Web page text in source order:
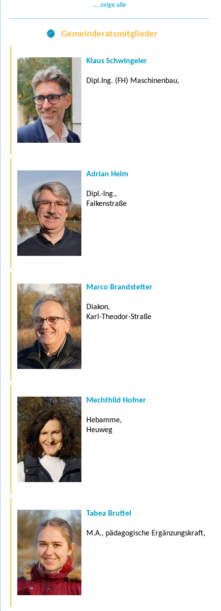
... zeige alle
Gemeinderatsmitglieder
Klaus Schwingeler
Dipl.Ing. (FH) Maschinenbau,
Adrian Heim
Dipl.-Ing.,
Falkenstraße
Marco Brandstetter
Diakon,
Karl-Theodor-Straße
Mechthild Hofner
Hebamme,
Heuweg
Tabea Bruttel
M.A., pädagogische Ergänzungskraft,